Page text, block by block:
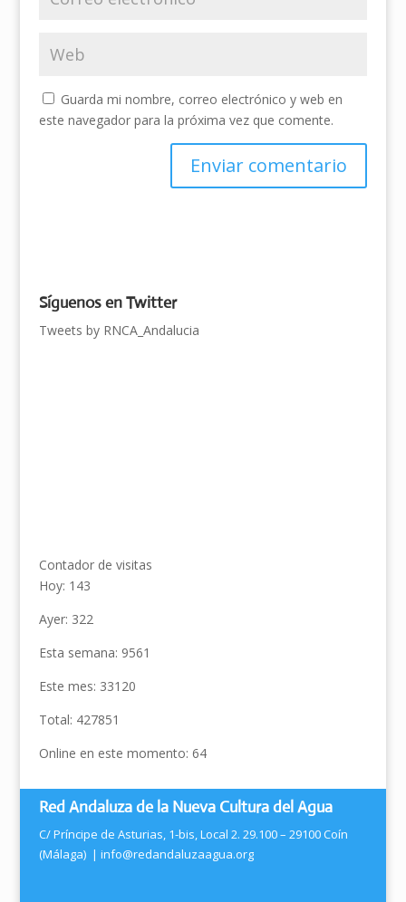
Guarda mi nombre, correo electrónico y web en
este navegador para la próxima vez que comente.
Síguenos en Twitter
Tweets by RNCA_Andalucia
Contador de visitas
Hoy: 143
Ayer: 322
Esta semana: 9561
Este mes: 33120
Total: 427851
Online en este momento: 64
Red Andaluza de la Nueva Cultura del Agua
C/ Príncipe de Asturias, 1-bis, Local 2. 29.100 – 29100 Coín
(Málaga) | info@redandaluzaagua.org